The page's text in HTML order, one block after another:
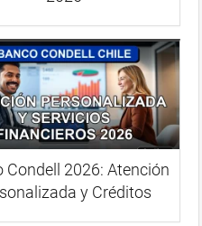
Condell 2026: Atención
y Créditos